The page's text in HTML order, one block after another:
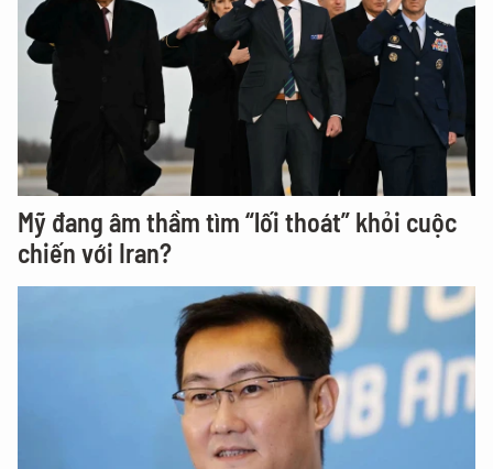
Mỹ đang âm thầm tìm “lối thoát” khỏi cuộc
chiến với Iran?